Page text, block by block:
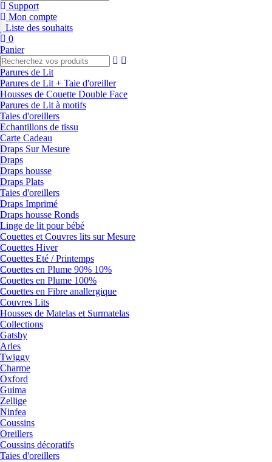
Support
Mon compte
Liste des souhaits
0
Panier
Parures de Lit
Parures de Lit + Taie d'oreiller
Housses de Couette Double Face
Parures de Lit à motifs
Taies d'oreillers
Echantillons de tissu
Carte Cadeau
Draps Sur Mesure
Draps
Draps housse
Draps Plats
Taies d'oreillers
Draps Imprimé
Draps housse Ronds
Linge de lit pour bébé
Couettes et Couvres lits sur Mesure
Couettes Hiver
Couettes Eté / Printemps
Couettes en Plume 90% 10%
Couettes en Plume 100%
Couettes en Fibre anallergique
Couvres Lits
Housses de Matelas et Surmatelas
Collections
Gatsby
Arles
Twiggy
Charme
Oxford
Guima
Zellige
Ninfea
Coussins
Oreillers
Coussins décoratifs
Taies d'oreillers